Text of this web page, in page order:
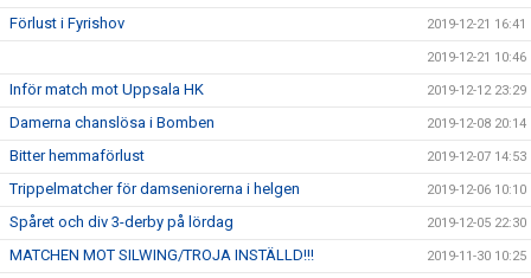
Förlust i Fyrishov 2019-12-21 16:41
2019-12-21 10:46
Inför match mot Uppsala HK 2019-12-12 23:29
Damerna chanslösa i Bomben 2019-12-08 20:14
Bitter hemmaförlust 2019-12-07 14:53
Trippelmatcher för damseniorerna i helgen 2019-12-06 10:10
Spåret och div 3-derby på lördag 2019-12-05 22:30
MATCHEN MOT SILWING/TROJA INSTÄLLD!!! 2019-11-30 10:25